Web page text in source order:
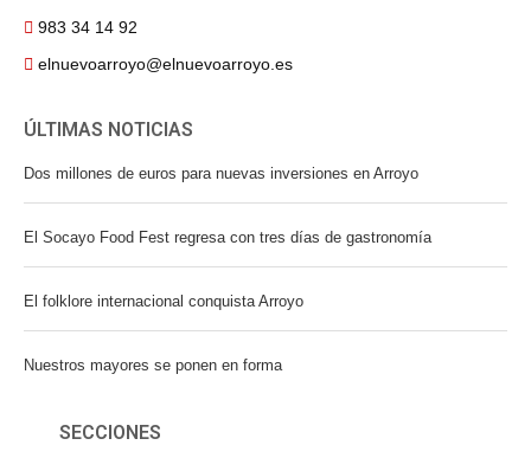
983 34 14 92
elnuevoarroyo@elnuevoarroyo.es
ÚLTIMAS NOTICIAS
Dos millones de euros para nuevas inversiones en Arroyo
El Socayo Food Fest regresa con tres días de gastronomía
El folklore internacional conquista Arroyo
Nuestros mayores se ponen en forma
SECCIONES